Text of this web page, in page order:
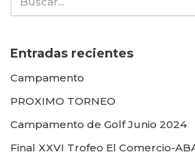
Entradas recientes
Campamento
PROXIMO TORNEO
Campamento de Golf Junio 2024
Final XXVI Trofeo El Comercio-